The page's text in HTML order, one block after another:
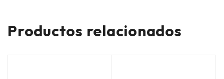
Productos relacionados